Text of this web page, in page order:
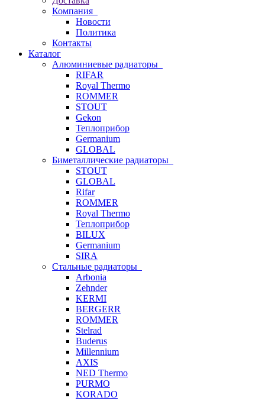
Компания
Новости
Политика
Контакты
Каталог
Алюминиевые радиаторы
RIFAR
Royal Thermo
ROMMER
STOUT
Gekon
Теплоприбор
Germanium
GLOBAL
Биметаллические радиаторы
STOUT
GLOBAL
Rifar
ROMMER
Royal Thermo
Теплоприбор
BILUX
Germanium
SIRA
Стальные радиаторы
Arbonia
Zehnder
KERMI
BERGERR
ROMMER
Stelrad
Buderus
Millennium
AXIS
NED Thermo
PURMO
KORADO